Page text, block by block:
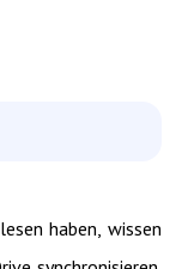
haben, wissen